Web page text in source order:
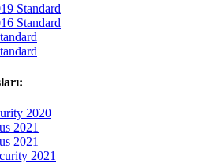
Standard
Standard
2020
2021
2021
2021